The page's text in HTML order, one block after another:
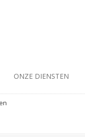
ONZE DIENSTEN